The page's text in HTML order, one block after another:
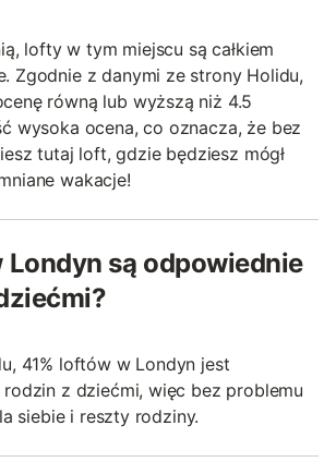
lofty w tym miejscu są całkiem
Zgodnie z danymi ze strony Holidu,
równą lub wyższą niż 4.5
wysoka ocena, co oznacza, że bez
tutaj loft, gdzie będziesz mógł
wakacje!
Londyn są odpowiednie
41% loftów w Londyn jest
z dziećmi, więc bez problemu
siebie i reszty rodziny.